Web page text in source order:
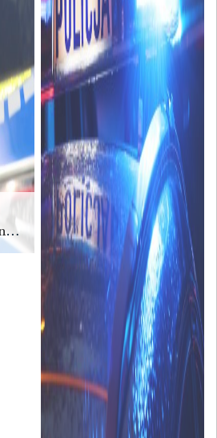
Wsiedli za kierownicę pod wpływem alkoholu